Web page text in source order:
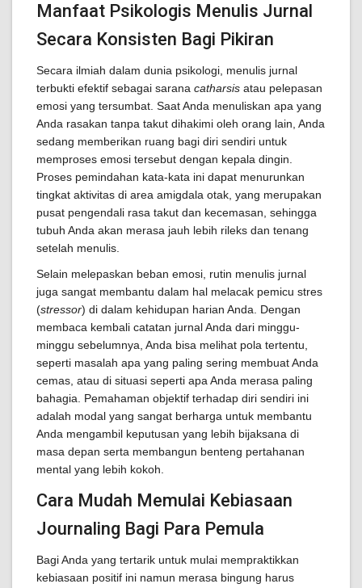
Manfaat Psikologis Menulis Jurnal
Secara Konsisten Bagi Pikiran
Secara ilmiah dalam dunia psikologi, menulis jurnal
terbukti efektif sebagai sarana catharsis atau pelepasan
emosi yang tersumbat. Saat Anda menuliskan apa yang
Anda rasakan tanpa takut dihakimi oleh orang lain, Anda
sedang memberikan ruang bagi diri sendiri untuk
memproses emosi tersebut dengan kepala dingin.
Proses pemindahan kata-kata ini dapat menurunkan
tingkat aktivitas di area amigdala otak, yang merupakan
pusat pengendali rasa takut dan kecemasan, sehingga
tubuh Anda akan merasa jauh lebih rileks dan tenang
setelah menulis.
Selain melepaskan beban emosi, rutin menulis jurnal
juga sangat membantu dalam hal melacak pemicu stres
(stressor) di dalam kehidupan harian Anda. Dengan
membaca kembali catatan jurnal Anda dari minggu-
minggu sebelumnya, Anda bisa melihat pola tertentu,
seperti masalah apa yang paling sering membuat Anda
cemas, atau di situasi seperti apa Anda merasa paling
bahagia. Pemahaman objektif terhadap diri sendiri ini
adalah modal yang sangat berharga untuk membantu
Anda mengambil keputusan yang lebih bijaksana di
masa depan serta membangun benteng pertahanan
mental yang lebih kokoh.
Cara Mudah Memulai Kebiasaan
Journaling Bagi Para Pemula
Bagi Anda yang tertarik untuk mulai mempraktikkan
kebiasaan positif ini namun merasa bingung harus